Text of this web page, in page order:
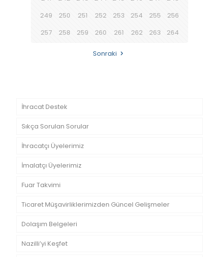
249
250 251 252 253 254 255
256
257
258 259 260 261 262 263 264
Sonraki
İhracat Destek
Sıkça Sorulan Sorular
İhracatçı Üyelerimiz
İmalatçı Üyelerimiz
Fuar Takvimi
Ticaret Müşavirliklerimizden Güncel Gelişmeler
Dolaşım Belgeleri
Nazilli’yi Keşfet